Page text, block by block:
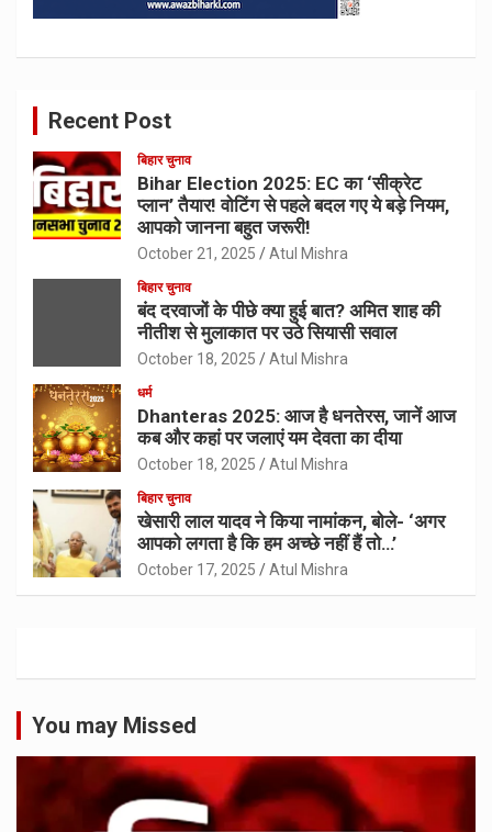
Recent Post
बिहार चुनाव
Bihar Election 2025: EC का ‘सीक्रेट
प्लान’ तैयार! वोटिंग से पहले बदल गए ये बड़े नियम,
आपको जानना बहुत जरूरी!
October 21, 2025 Atul Mishra
बिहार चुनाव
बंद दरवाजों के पीछे क्या हुई बात? अमित शाह की
नीतीश से मुलाकात पर उठे सियासी सवाल
October 18, 2025 Atul Mishra
धर्म
Dhanteras 2025: आज है धनतेरस, जानें आज
कब और कहां पर जलाएं यम देवता का दीया
October 18, 2025 Atul Mishra
बिहार चुनाव
खेसारी लाल यादव ने किया नामांकन, बोले- ‘अगर
आपको लगता है कि हम अच्छे नहीं हैं तो…’
October 17, 2025 Atul Mishra
You may Missed